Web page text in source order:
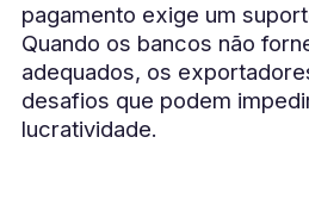
pagamento exige um
Quando os bancos não
adequados, os
desafios que podem
lucratividade.